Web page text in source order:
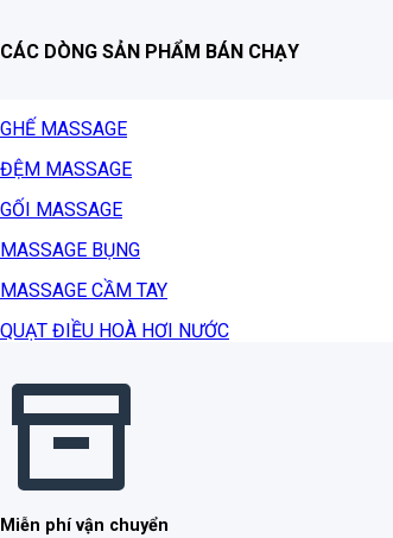
CÁC DÒNG SẢN PHẨM BÁN CHẠY
GHẾ MASSAGE
ĐỆM MASSAGE
GỐI MASSAGE
MASSAGE BỤNG
MASSAGE CẦM TAY
QUẠT ĐIỀU HOÀ HƠI NƯỚC
Miễn phí vận chuyển